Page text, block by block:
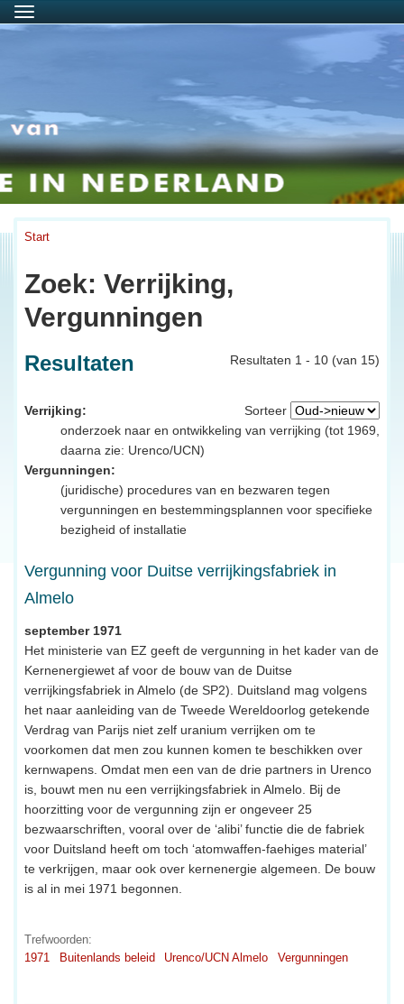
Menu
Start
Zoek: Verrijking,
Vergunningen
Resultaten 1 - 10 (van 15)
Resultaten
Sorteer
Verrijking:
onderzoek naar en ontwikkeling van verrijking (tot 1969,
daarna zie: Urenco/UCN)
Vergunningen:
(juridische) procedures van en bezwaren tegen
vergunningen en bestemmingsplannen voor specifieke
bezigheid of installatie
Vergunning voor Duitse verrijkingsfabriek in
Almelo
september 1971
Het ministerie van EZ geeft de vergunning in het kader van de
Kernenergiewet af voor de bouw van de Duitse
verrijkingsfabriek in Almelo (de SP2). Duitsland mag volgens
het naar aanleiding van de Tweede Wereldoorlog getekende
Verdrag van Parijs niet zelf uranium verrijken om te
voorkomen dat men zou kunnen komen te beschikken over
kernwapens. Omdat men een van de drie partners in Urenco
is, bouwt men nu een verrijkingsfabriek in Almelo. Bij de
hoorzitting voor de vergunning zijn er ongeveer 25
bezwaarschriften, vooral over de ‘alibi’ functie die de fabriek
voor Duitsland heeft om toch ‘atomwaffen-faehiges material’
te verkrijgen, maar ook over kernenergie algemeen. De bouw
is al in mei 1971 begonnen.
Trefwoorden:
1971
Buitenlands beleid Urenco/UCN Almelo Vergunningen